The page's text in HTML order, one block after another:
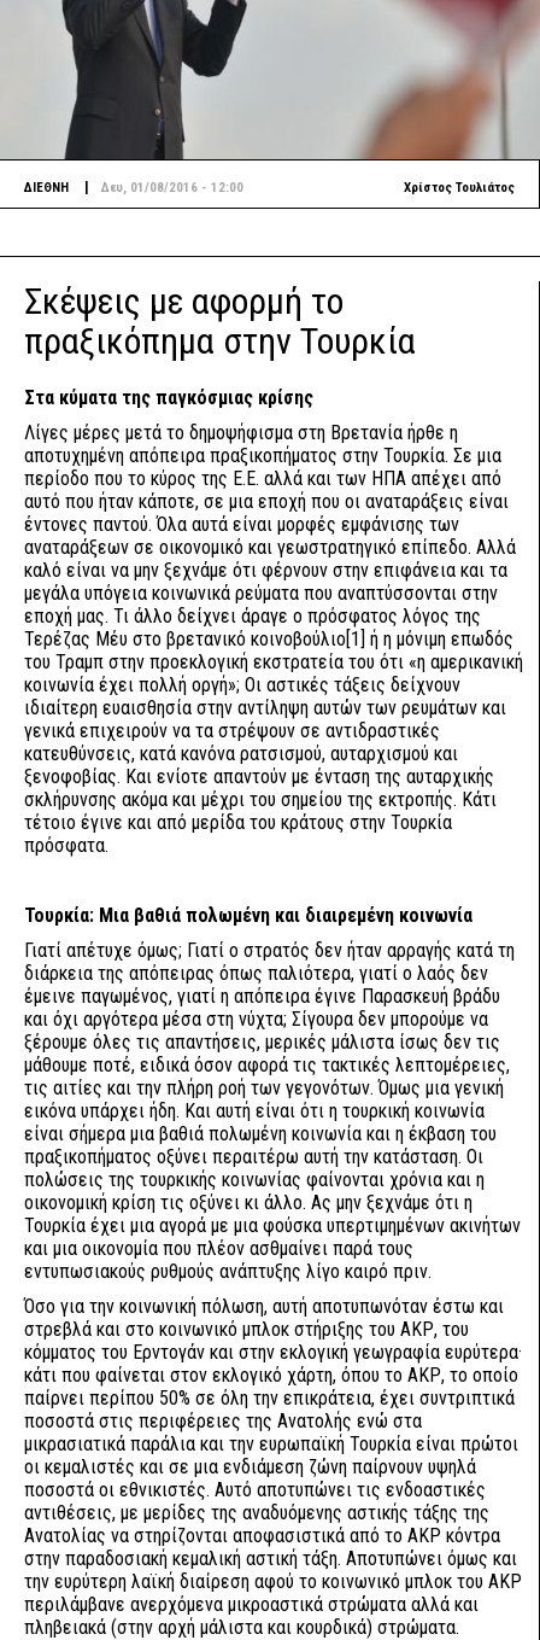
ΔΙΕΘΝΗ Δευ, 01/08/2016 - 12:00 Χρίστος Τουλιάτος
Σκέψεις με αφορμή το
πραξικόπημα στην Τουρκία
Στα κύματα της παγκόσμιας κρίσης
Λίγες μέρες μετά το δημοψήφισμα στη Βρετανία ήρθε η
αποτυχημένη απόπειρα πραξικοπήματος στην Τουρκία. Σε μια
περίοδο που το κύρος της Ε.Ε. αλλά και των ΗΠΑ απέχει από
αυτό που ήταν κάποτε, σε μια εποχή που οι αναταράξεις είναι
έντονες παντού. Όλα αυτά είναι μορφές εμφάνισης των
αναταράξεων σε οικονομικό και γεωστρατηγικό επίπεδο. Αλλά
καλό είναι να μην ξεχνάμε ότι φέρνουν στην επιφάνεια και τα
μεγάλα υπόγεια κοινωνικά ρεύματα που αναπτύσσονται στην
εποχή μας. Τι άλλο δείχνει άραγε ο πρόσφατος λόγος της
Τερέζας Μέυ στο βρετανικό κοινοβούλιο[1] ή η μόνιμη επωδός
του Τραμπ στην προεκλογική εκστρατεία του ότι «η αμερικανική
κοινωνία έχει πολλή οργή»; Οι αστικές τάξεις δείχνουν
ιδιαίτερη ευαισθησία στην αντίληψη αυτών των ρευμάτων και
γενικά επιχειρούν να τα στρέψουν σε αντιδραστικές
κατευθύνσεις, κατά κανόνα ρατσισμού, αυταρχισμού και
ξενοφοβίας. Και ενίοτε απαντούν με ένταση της αυταρχικής
σκλήρυνσης ακόμα και μέχρι του σημείου της εκτροπής. Κάτι
τέτοιο έγινε και από μερίδα του κράτους στην Τουρκία
πρόσφατα.
Τουρκία: Μια βαθιά πολωμένη και διαιρεμένη κοινωνία
Γιατί απέτυχε όμως; Γιατί ο στρατός δεν ήταν αρραγής κατά τη
διάρκεια της απόπειρας όπως παλιότερα, γιατί ο λαός δεν
έμεινε παγωμένος, γιατί η απόπειρα έγινε Παρασκευή βράδυ
και όχι αργότερα μέσα στη νύχτα; Σίγουρα δεν μπορούμε να
ξέρουμε όλες τις απαντήσεις, μερικές μάλιστα ίσως δεν τις
μάθουμε ποτέ, ειδικά όσον αφορά τις τακτικές λεπτομέρειες,
τις αιτίες και την πλήρη ροή των γεγονότων. Όμως μια γενική
εικόνα υπάρχει ήδη. Και αυτή είναι ότι η τουρκική κοινωνία
είναι σήμερα μια βαθιά πολωμένη κοινωνία και η έκβαση του
πραξικοπήματος οξύνει περαιτέρω αυτή την κατάσταση. Οι
πολώσεις της τουρκικής κοινωνίας φαίνονται χρόνια και η
οικονομική κρίση τις οξύνει κι άλλο. Ας μην ξεχνάμε ότι η
Τουρκία έχει μια αγορά με μια φούσκα υπερτιμημένων ακινήτων
και μια οικονομία που πλέον ασθμαίνει παρά τους
εντυπωσιακούς ρυθμούς ανάπτυξης λίγο καιρό πριν.
Όσο για την κοινωνική πόλωση, αυτή αποτυπωνόταν έστω και
στρεβλά και στο κοινωνικό μπλοκ στήριξης του ΑΚΡ, του
κόμματος του Ερντογάν και στην εκλογική γεωγραφία ευρύτερα·
κάτι που φαίνεται στον εκλογικό χάρτη, όπου το ΑΚΡ, το οποίο
παίρνει περίπου 50% σε όλη την επικράτεια, έχει συντριπτικά
ποσοστά στις περιφέρειες της Ανατολής ενώ στα
μικρασιατικά παράλια και την ευρωπαϊκή Τουρκία είναι πρώτοι
οι κεμαλιστές και σε μια ενδιάμεση ζώνη παίρνουν υψηλά
ποσοστά οι εθνικιστές. Αυτό αποτυπώνει τις ενδοαστικές
αντιθέσεις, με μερίδες της αναδυόμενης αστικής τάξης της
Ανατολίας να στηρίζονται αποφασιστικά από το ΑΚΡ κόντρα
στην παραδοσιακή κεμαλική αστική τάξη. Αποτυπώνει όμως και
την ευρύτερη λαϊκή διαίρεση αφού το κοινωνικό μπλοκ του ΑΚΡ
περιλάμβανε ανερχόμενα μικροαστικά στρώματα αλλά και
πληβειακά (στην αρχή μάλιστα και κουρδικά) στρώματα.